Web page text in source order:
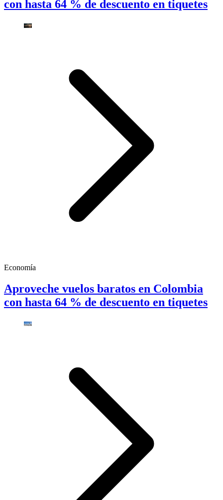
con hasta 64 % de descuento en tiquetes
Economía
Aproveche vuelos baratos en Colombia
con hasta 64 % de descuento en tiquetes